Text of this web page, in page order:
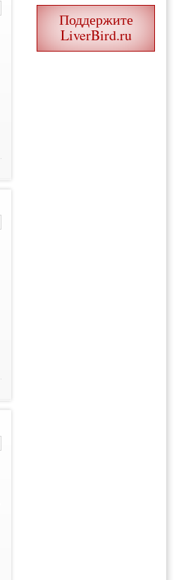
Поддержите
LiverBird.ru